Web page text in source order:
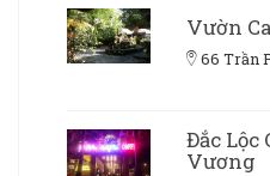
Vườn
66 Trần
Đắc Lộc
Vương